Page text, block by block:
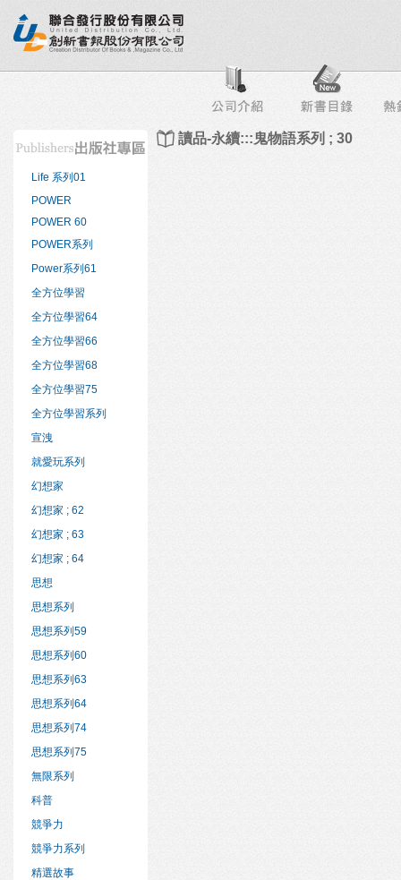
榜 出版社專區 書店專區 目錄下載 會員服務
Life 系列01
POWER
POWER 60
POWER系列
Power系列61
全方位學習
全方位學習64
全方位學習66
全方位學習68
全方位學習75
全方位學習系列
宣洩
就愛玩系列
幻想家
幻想家 ; 62
幻想家 ; 63
幻想家 ; 64
思想
思想系列
思想系列59
思想系列60
思想系列63
思想系列64
思想系列74
思想系列75
無限系列
科普
競爭力
競爭力系列
精選故事
讀品-永續:::鬼物語系列 ; 30